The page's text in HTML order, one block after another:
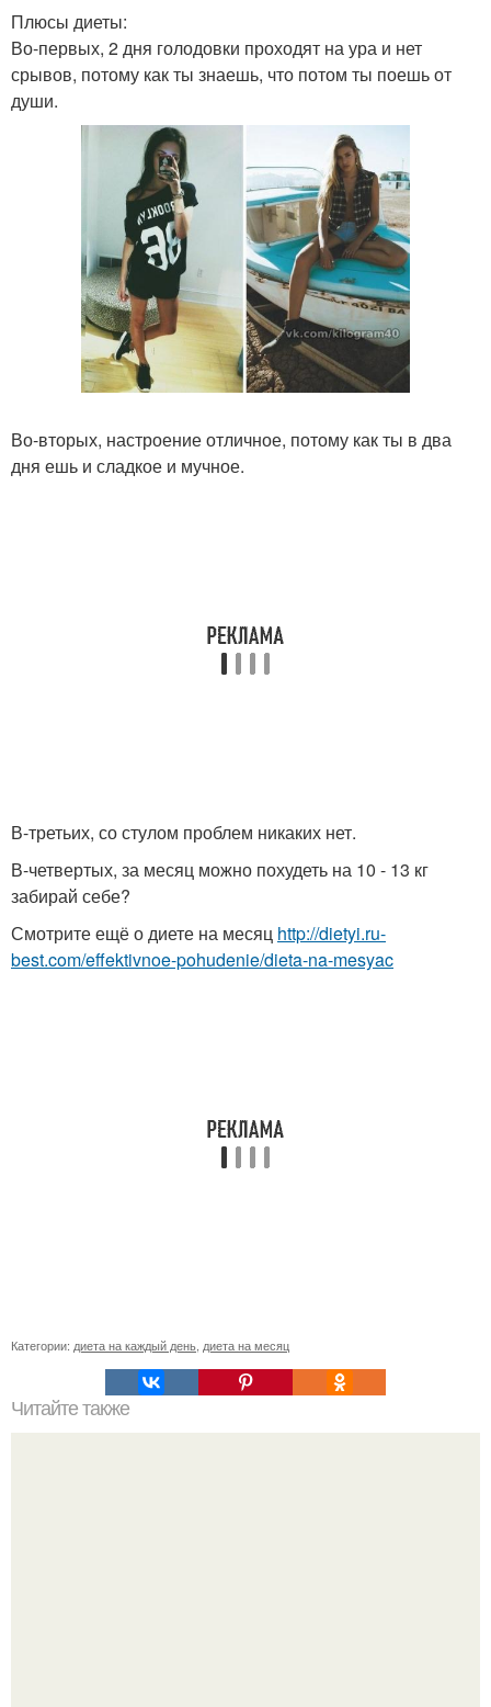
Плюсы диеты:
Во-первых, 2 дня голодовки проходят на ура и нет
срывов, потому как ты знаешь, что потом ты поешь от
души.
Во-вторых, настроение отличное, потому как ты в два
дня ешь и сладкое и мучное.
В-третьих, со стулом проблем никаких нет.
В-четвертых, за месяц можно похудеть на 10 - 13 кг
забирай себе?
Смотрите ещё о диете на месяц http://dietyi.ru-
best.com/effektivnoe-pohudenie/dieta-na-mesyac
Категории: диета на каждый день диета на месяц
Читайте также